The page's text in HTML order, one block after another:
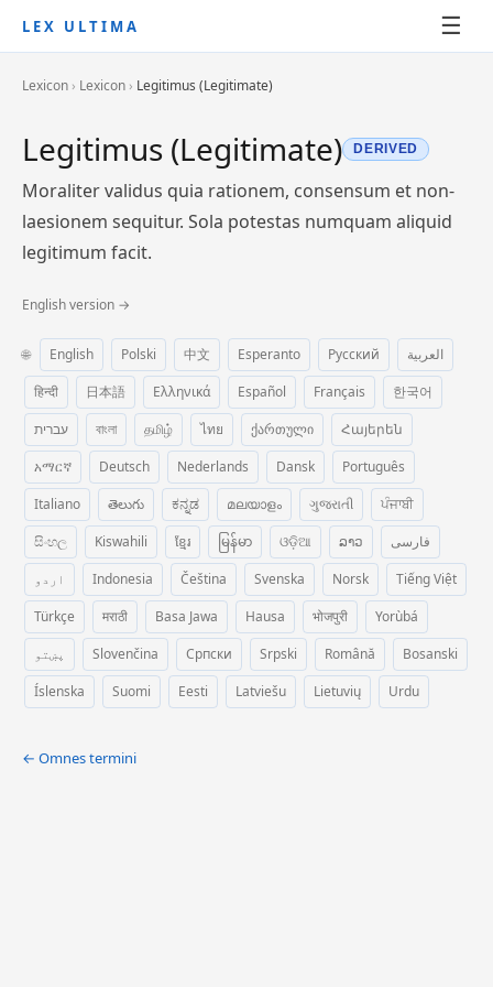
LEX ULTIMA ☰
Lexicon › Lexicon › Legitimus (Legitimate)
Legitimus (Legitimate) DERIVED
Moraliter validus quia rationem, consensum et non-
laesionem sequitur. Sola potestas numquam aliquid
legitimum facit.
English version →
🌐 English Polski 中文 Esperanto Русский
العربية
हिन्दी
日本語 Ελληνικά Español Français
한국어
עברית
বাংলা தமிழ் ไทย ქართული
Հայերեն
አማርኛ
Deutsch Nederlands Dansk
Português
Italiano
తెలుగు ಕನ್ನಡ മലയാളം ગુજરાતી
ਪੰਜਾਬੀ
සිංහල
Kiswahili ខ្មែរ မြန်မာ ଓଡ଼ିଆ ລາວ
فارسی
اردو
Indonesia Čeština Svenska Norsk
Tiếng Việt
Türkçe
मराठी Basa Jawa Hausa भोजपुरी
Yorùbá
پښتو
Slovenčina Српски Srpski Română
Bosanski
Íslenska
Suomi Eesti Latviešu Lietuvių Urdu
← Omnes termini